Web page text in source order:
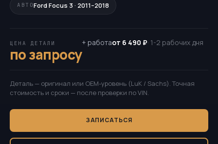
АВТОFord Focus 3 · 2011–2018
ЦЕНА ДЕТАЛИ
по запросу
+ работаот 6 490 ₽· 1-2 рабочих дня
Деталь — оригинал или OEM-уровень (LuK / Sachs). Точная
стоимость и сроки — после проверки по VIN.
ЗАПИСАТЬСЯ